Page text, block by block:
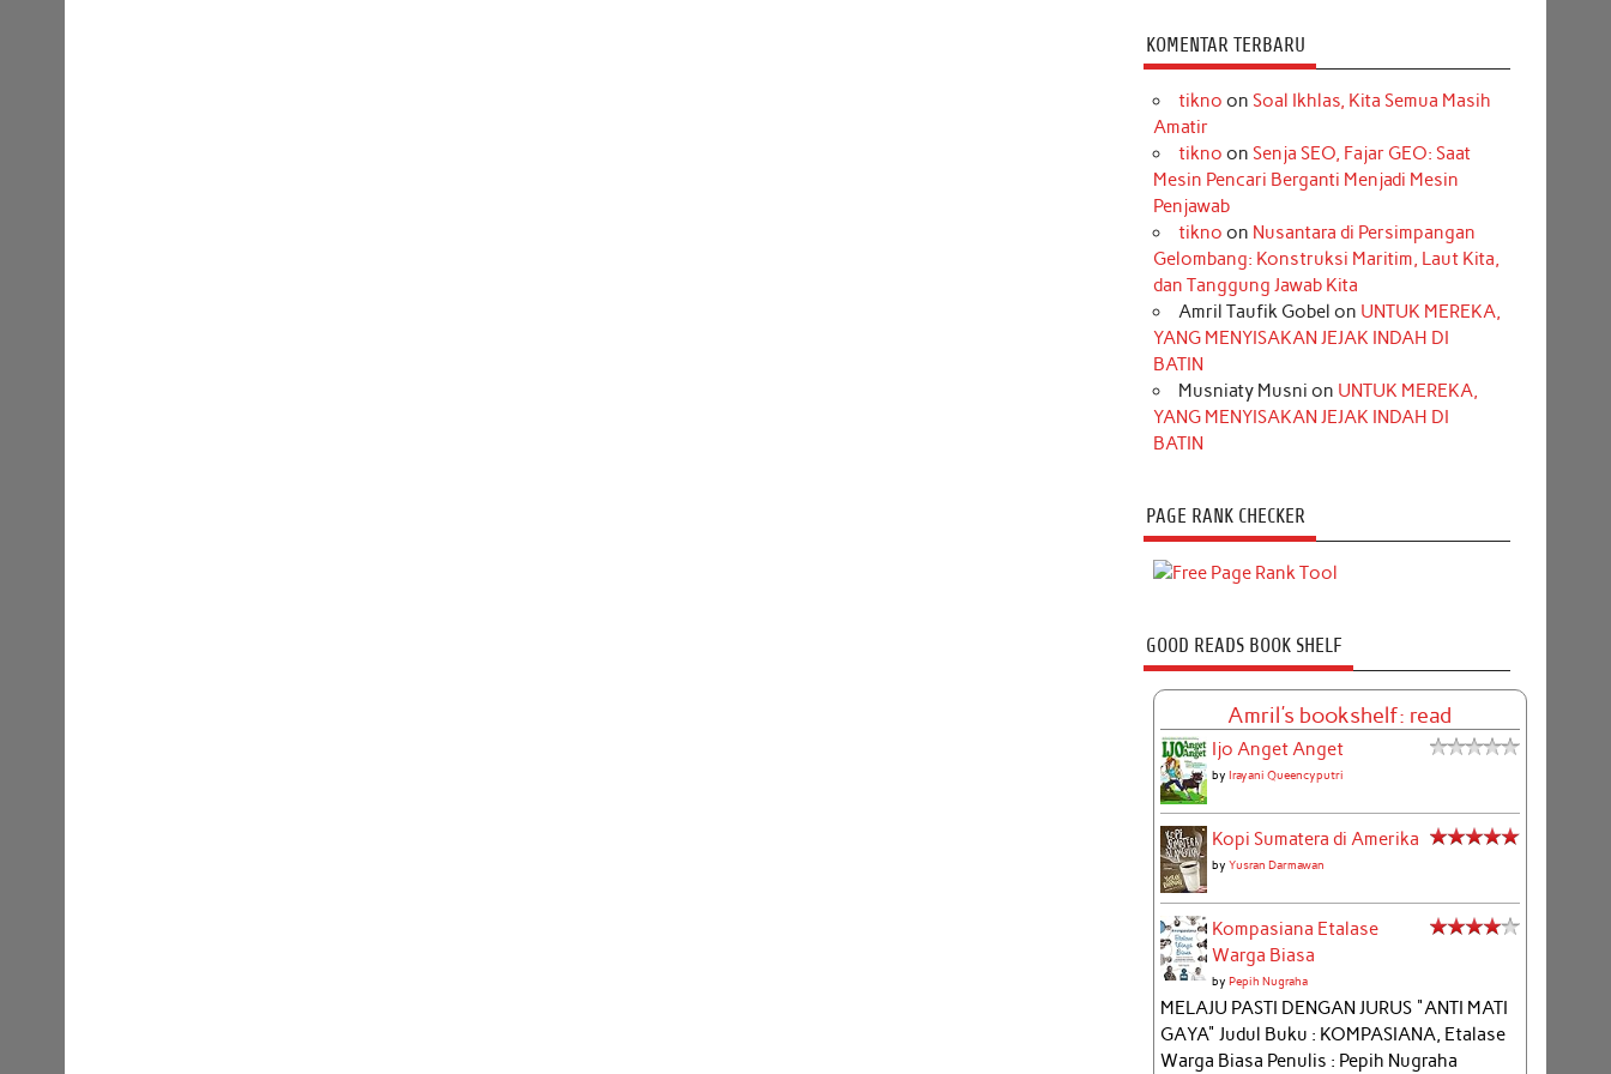
KOMENTAR TERBARU
tikno on Soal Ikhlas, Kita Semua Masih
Amatir
tikno on Senja SEO, Fajar GEO: Saat
Mesin Pencari Berganti Menjadi Mesin
Penjawab
tikno on Nusantara di Persimpangan
Gelombang: Konstruksi Maritim, Laut Kita,
dan Tanggung Jawab Kita
Amril Taufik Gobel on UNTUK MEREKA,
YANG MENYISAKAN JEJAK INDAH DI
BATIN
Musniaty Musni on UNTUK MEREKA,
YANG MENYISAKAN JEJAK INDAH DI
BATIN
PAGE RANK CHECKER
GOOD READS BOOK SHELF
Amril's bookshelf: read
Ijo Anget Anget
by Irayani Queencyputri
Kopi Sumatera di Amerika
by Yusran Darmawan
Kompasiana Etalase
Warga Biasa
by Pepih Nugraha
MELAJU PASTI DENGAN JURUS "ANTI MATI
GAYA" Judul Buku : KOMPASIANA, Etalase
Warga Biasa Penulis : Pepih Nugraha